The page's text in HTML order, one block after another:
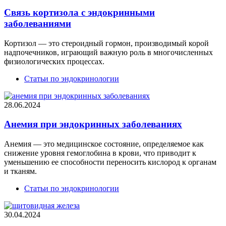
Связь кортизола с эндокринными
заболеваниями
Кортизол — это стероидный гормон, производимый корой
надпочечников, играющий важную роль в многочисленных
физиологических процессах.
Статьи по эндокринологии
28.06.2024
Анемия при эндокринных заболеваниях
Анемия — это медицинское состояние, определяемое как
снижение уровня гемоглобина в крови, что приводит к
уменьшению ее способности переносить кислород к органам
и тканям.
Статьи по эндокринологии
30.04.2024